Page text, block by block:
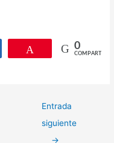
0
COMPARTIR
Entrada
siguiente
→